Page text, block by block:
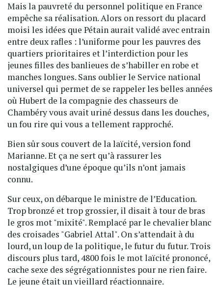
Mais la pauvreté du personnel politique en France
empêche sa réalisation. Alors on ressort du placard
moisi les idées que Pétain aurait validé avec entrain
entre deux rafles : l’uniforme pour les pauvres des
quartiers prioritaires et l’interdiction pour les
jeunes filles des banlieues de s’habiller en robe et
manches longues. Sans oublier le Service national
universel qui permet de se rappeler les belles années
où Hubert de la compagnie des chasseurs de
Chambéry vous avait uriné dessus dans les douches,
un fou rire qui vous a tellement rapproché.
Bien sûr sous couvert de la laïcité, version fond
Marianne. Et ça ne sert qu’à rassurer les
nostalgiques d’une époque qu’ils n’ont jamais
connu.
Sur ceux, on débarque le ministre de l’Education.
Trop bronzé et trop grossier, il disait à tour de bras
le gros mot "mixité". Remplacé par le chevalier blanc
des croisades "Gabriel Attal". On s’attendait à du
lourd, un loup de la politique, le futur du futur. Trois
discours plus tard, 4800 fois le mot laïcité prononcé,
cache sexe des ségrégationnistes pour ne rien faire.
Le jeune était un vieillard réactionnaire.